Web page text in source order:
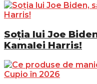
Soția lui Joe
Kamalei Harris!